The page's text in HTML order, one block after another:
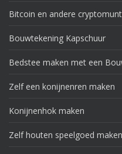
Bitcoin en andere
Bouwtekening Kapschuur
Bedstee maken met een
Zelf een konijnenren maken
Konijnenhok maken
Zelf houten speelgoed maken